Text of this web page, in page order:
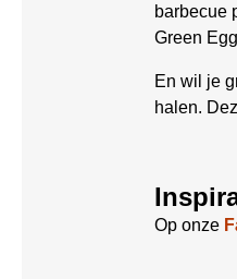
barbecue
Green
En wil je
halen.
Op onze